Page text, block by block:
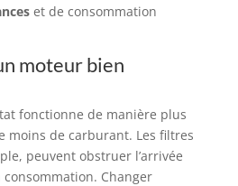
et de consommation
moteur bien
fonctionne de manière plus
moins de carburant. Les filtres
peuvent obstruer l’arrivée
Changer